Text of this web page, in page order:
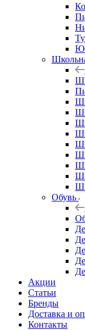
Обувь
Акции
Статьи
Бренды
Доставка и
Контакты